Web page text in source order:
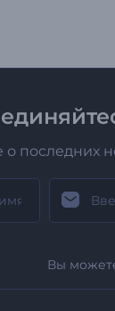
о последних
Вы